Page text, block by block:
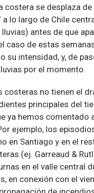
costera se desplaza
a lo largo de Chile
antes de que
caso de estas
su intensidad, y, de
por el momento.
costeras no tienen el
principales del
ya hemos comentado
ejemplo, los
en Santiago y en el
(ej. Garreaud &
en el valle central
en conexión con el